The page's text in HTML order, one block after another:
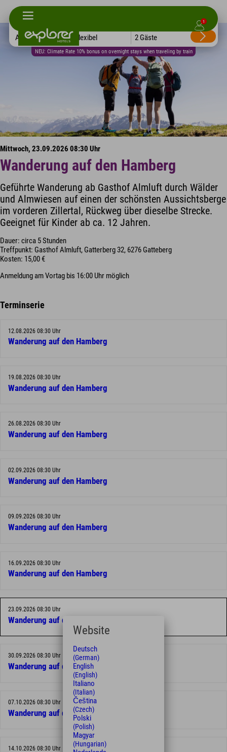
1
NEU: Climate Rate 10% bonus on overnight stays when traveling by train
Alle Hotels Flexibel 2 Gäste
Mittwoch, 23.09.2026 08:30 Uhr
Wanderung auf den Hamberg
Geführte Wanderung ab Gasthof Almluft durch Wälder
und Almwiesen auf einen der schönsten Aussichtsberge
im vorderen Zillertal, Rückweg über dieselbe Strecke.
Geeignet für Kinder ab ca. 12 Jahren.
Dauer: circa 5 Stunden
Treffpunkt: Gasthof Almluft, Gatterberg 32, 6276 Gatteberg
Kosten: 15,00 €
Anmeldung am Vortag bis 16:00 Uhr möglich
Terminserie
12.08.2026 08:30 Uhr
Wanderung auf den Hamberg
19.08.2026 08:30 Uhr
Wanderung auf den Hamberg
26.08.2026 08:30 Uhr
Wanderung auf den Hamberg
02.09.2026 08:30 Uhr
Wanderung auf den Hamberg
09.09.2026 08:30 Uhr
Wanderung auf den Hamberg
16.09.2026 08:30 Uhr
Wanderung auf den Hamberg
23.09.2026 08:30 Uhr
Wanderung auf den Hamberg
30.09.2026 08:30 Uhr
Wanderung auf den Hamberg
07.10.2026 08:30 Uhr
Wanderung auf den Hamberg
14.10.2026 08:30 Uhr
Website
Deutsch
(German)
English
(English)
Italiano
(Italian)
Čeština
(Czech)
Polski
(Polish)
Magyar
(Hungarian)